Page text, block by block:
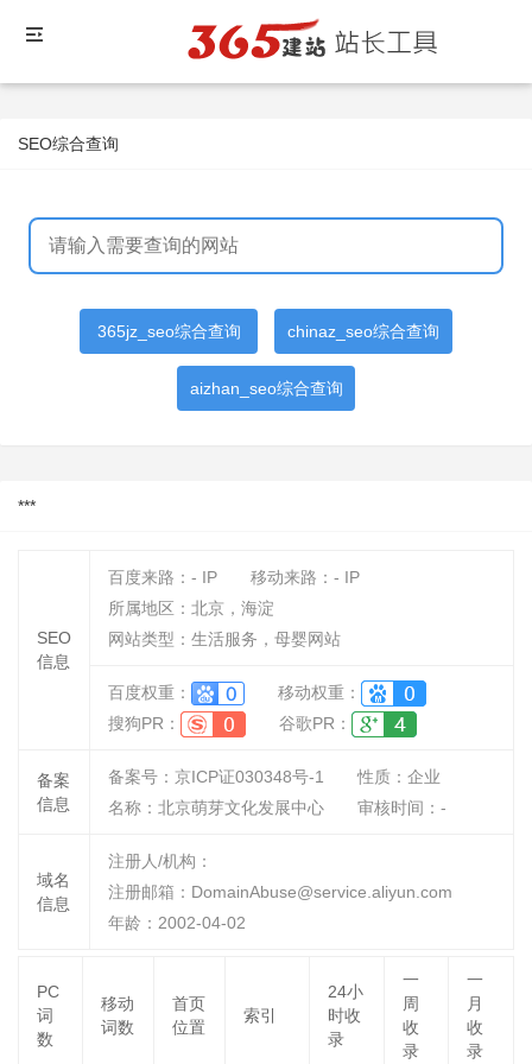
SEO综合查询
365jz_seo综合查询 chinaz_seo综合查询
aizhan_seo综合查询
***
SEO
信息
百度来路： - IP 移动来路： - IP
所属地区：北京，海淀
网站类型：生活服务，母婴网站
百度权重：
移动权重：
搜狗PR：
谷歌PR：
备案
信息
备案号：京ICP证030348号-1 性质： 企业
名称： 北京萌芽文化发展中心 审核时间： -
域名
信息
注册人/机构：
注册邮箱：DomainAbuse@service.aliyun.com
年龄：2002-04-02
PC
词
数
移动
词数
首页
位置
索引
24小
时收
录
一
周
收
录
一
月
收
录